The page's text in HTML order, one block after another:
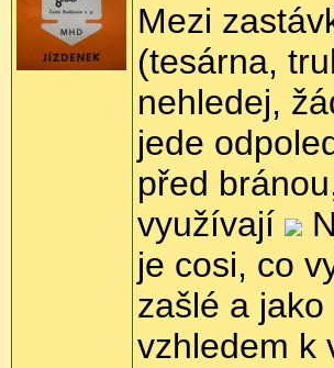
Mezi
(tesárna,
nehledej,
jede
před
využívají
je cosi, co
zašlé a
vzhledem k